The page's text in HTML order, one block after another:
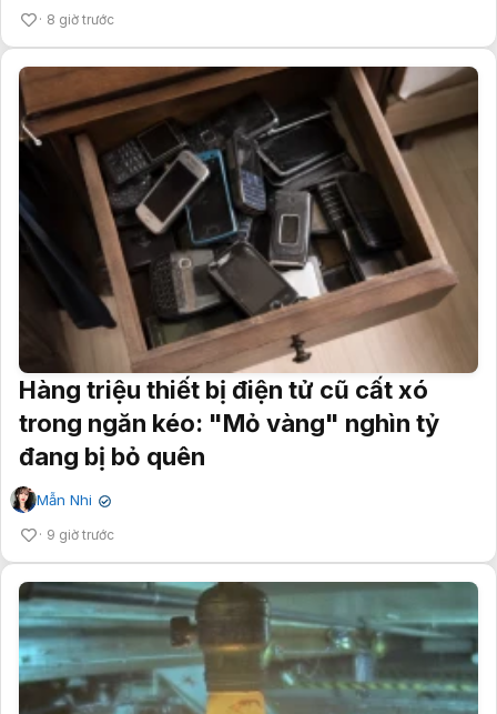
8 giờ trước
Hàng triệu thiết bị điện tử cũ cất xó
trong ngăn kéo: "Mỏ vàng" nghìn tỷ
đang bị bỏ quên
Mẫn Nhi ✔
9 giờ trước